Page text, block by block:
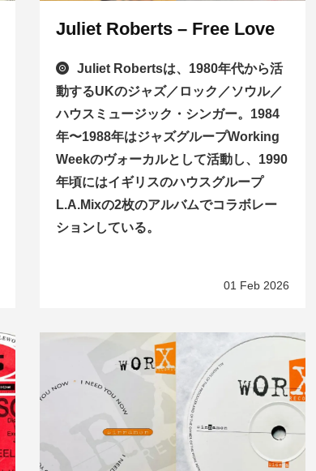
Juliet Roberts – Free Love
Juliet Robertsは、1980年代から活
動するUKのジャズ／ロック／ソウル／
ハウスミュージック・シンガー。1984
年〜1988年はジャズグループWorking
Weekのヴォーカルとして活動し、1990
年頃にはイギリスのハウスグループ
L.A.Mixの2枚のアルバムでコラボレー
ションしている。
01 Feb 2026